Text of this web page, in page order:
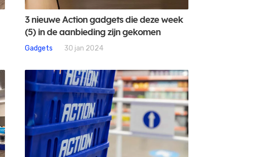
3 nieuwe Action gadgets die deze week
(5) in de aanbieding zijn gekomen
Gadgets 30 jan 2024